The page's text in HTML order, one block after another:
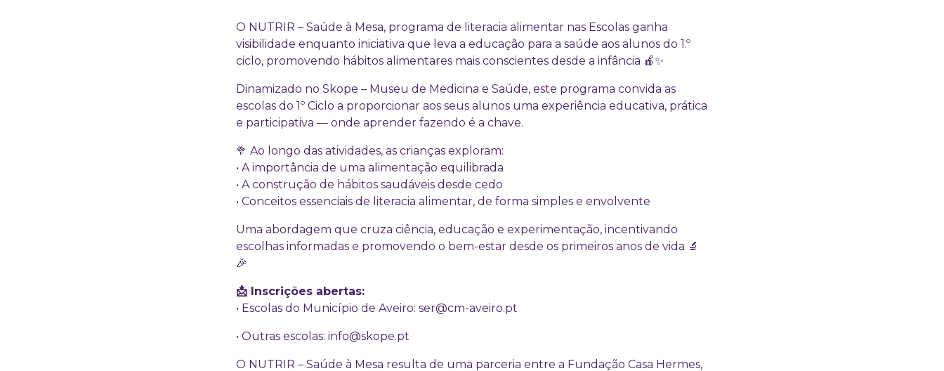
O NUTRIR – Saúde à Mesa, programa de literacia alimentar nas Escolas ganha
visibilidade enquanto iniciativa que leva a educação para a saúde aos alunos do 1.º
ciclo, promovendo hábitos alimentares mais conscientes desde a infância 🍎✨
Dinamizado no Skope – Museu de Medicina e Saúde, este programa convida as
escolas do 1º Ciclo a proporcionar aos seus alunos uma experiência educativa, prática
e participativa — onde aprender fazendo é a chave.
🥦 Ao longo das atividades, as crianças exploram:
• A importância de uma alimentação equilibrada
• A construção de hábitos saudáveis desde cedo
• Conceitos essenciais de literacia alimentar, de forma simples e envolvente
Uma abordagem que cruza ciência, educação e experimentação, incentivando
escolhas informadas e promovendo o bem-estar desde os primeiros anos de vida 🔬
🎉
📩 Inscrições abertas:
• Escolas do Município de Aveiro: ser@cm-aveiro.pt
• Outras escolas: info@skope.pt
O NUTRIR – Saúde à Mesa resulta de uma parceria entre a Fundação Casa Hermes,